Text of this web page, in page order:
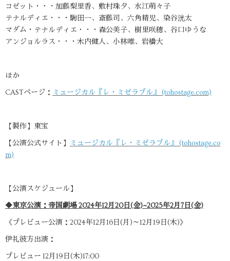
コゼット・・・加藤梨里香、敷村珠夕、水江萌々子
テナルディエ・・・駒田一、斎藤司、六角精児、染谷洸太
マダム・テナルディエ・・・森公美子、樹里咲穂、谷口ゆうな
アンジョルラス・・・木内健人、小林唯、岩橋大
ほか
CASTページ： ミュージカル『レ・ミゼラブル』 (tohostage.com)
【製作】東宝
【公演公式サイト】
ミュージカル『レ・ミゼラブル』 (tohostage.co
m)
【公演スケジュール】
◆東京公演：帝国劇場 2024年12月20日(金)~2025年2月7日(金)
《プレビュー公演：2024年12月16日(月)～12月19日(木)》
伊礼彼方出演：
プレビュー 12月19日(木)17:00